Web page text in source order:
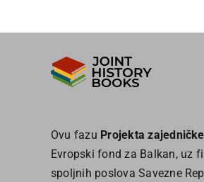
Ovu fazu Projekta
Evropski fond za Balkan, uz
spoljnih poslova Savezne